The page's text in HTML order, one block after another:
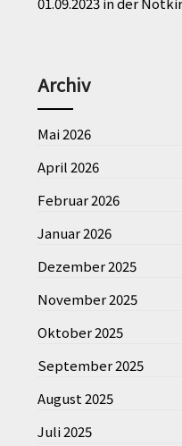
Archiv
Mai 2026
April 2026
Februar 2026
Januar 2026
Dezember 2025
November 2025
Oktober 2025
September 2025
August 2025
Juli 2025